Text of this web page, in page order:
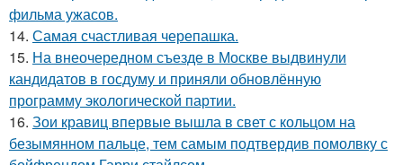
фильма ужасов.
14. Самая счастливая черепашка.
15. На внеочередном съезде в Москве выдвинули
кандидатов в госдуму и приняли обновлённую
программу экологической партии.
16. Зои кравиц впервые вышла в свет с кольцом на
безымянном пальце, тем самым подтвердив помолвку с